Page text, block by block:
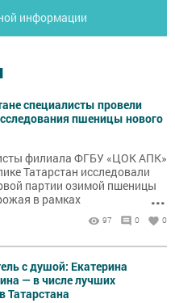
информации
специалисты провели
пшеницы нового
филиала ФГБУ «ЦОК АПК»
Татарстан исследовали
партии озимой пшеницы
в рамках
мониторинга.
отобран от партии объёмом 94
...
97 0 0
с душой: Екатерина
— в числе лучших
Татарстана